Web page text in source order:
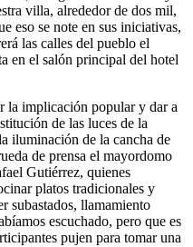
villa, alrededor de dos mil,
eso se note en sus iniciativas,
las calles del pueblo el
en el salón principal del hotel
la implicación popular y dar a
de las luces de la
iluminación de la cancha de
de prensa el mayordomo
Gutiérrez, quienes
platos tradicionales y
subastados, llamamiento
escuchado, pero que es
pujen para tomar una